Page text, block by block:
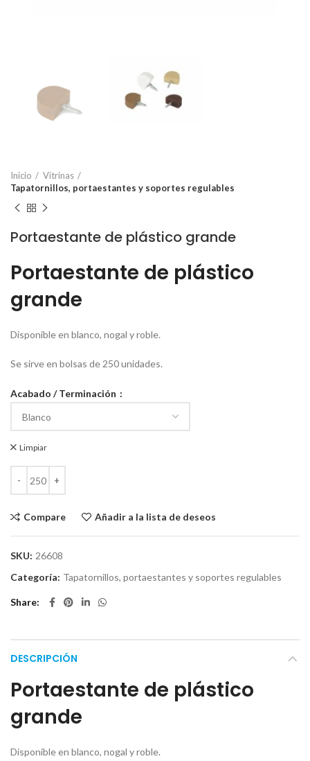
Inicio
Vitrinas
Tapatornillos, portaestantes y soportes regulables
Portaestante de plástico grande
Portaestante de plástico
grande
Disponible en blanco, nogal y roble.
Se sirve en bolsas de 250 unidades.
Acabado / Terminación
Limpiar
Compare Añadir a la lista de deseos
SKU: 26608
Categoría: Tapatornillos, portaestantes y soportes regulables
Share
DESCRIPCIÓN
Portaestante de plástico
grande
Disponible en blanco, nogal y roble.